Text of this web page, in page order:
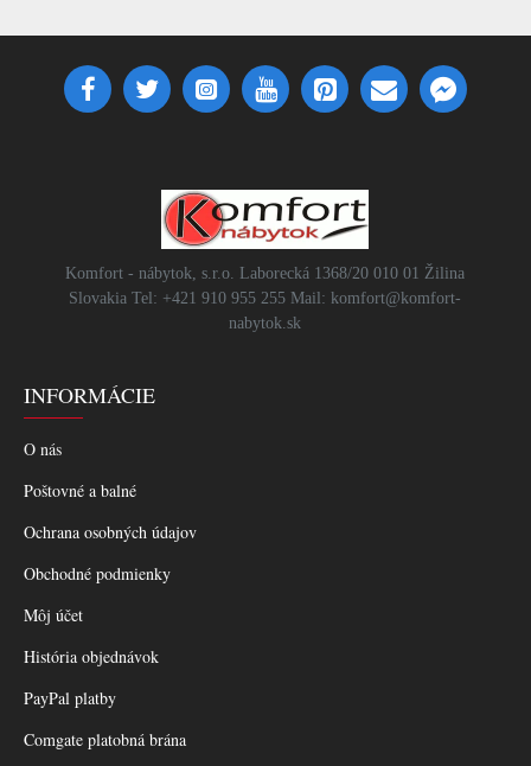
Komfort - nábytok, s.r.o. Laborecká 1368/20 010 01 Žilina
Slovakia Tel: +421 910 955 255 Mail: komfort@komfort-
nabytok.sk
INFORMÁCIE
O nás
Poštovné a balné
Ochrana osobných údajov
Obchodné podmienky
Môj účet
História objednávok
PayPal platby
Comgate platobná brána